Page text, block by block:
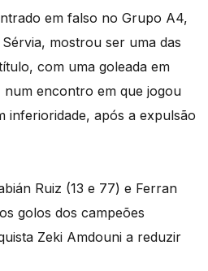
em falso no Grupo A4,
mostrou ser uma das
com uma goleada em
encontro em que jogou
inferioridade, após a expulsão
Ruiz (13 e 77) e Ferran
golos dos campeões
Zeki Amdouni a reduzir